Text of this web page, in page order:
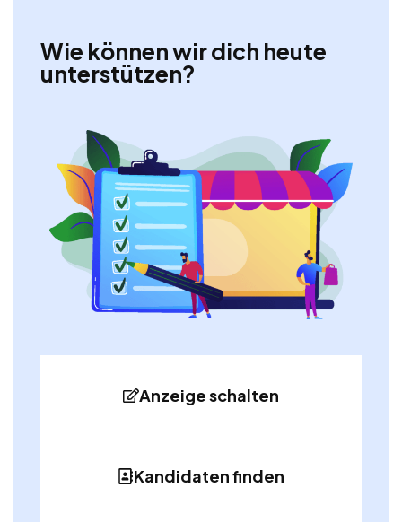
Wie können wir dich heute
unterstützen?
Anzeige schalten
Kandidaten finden